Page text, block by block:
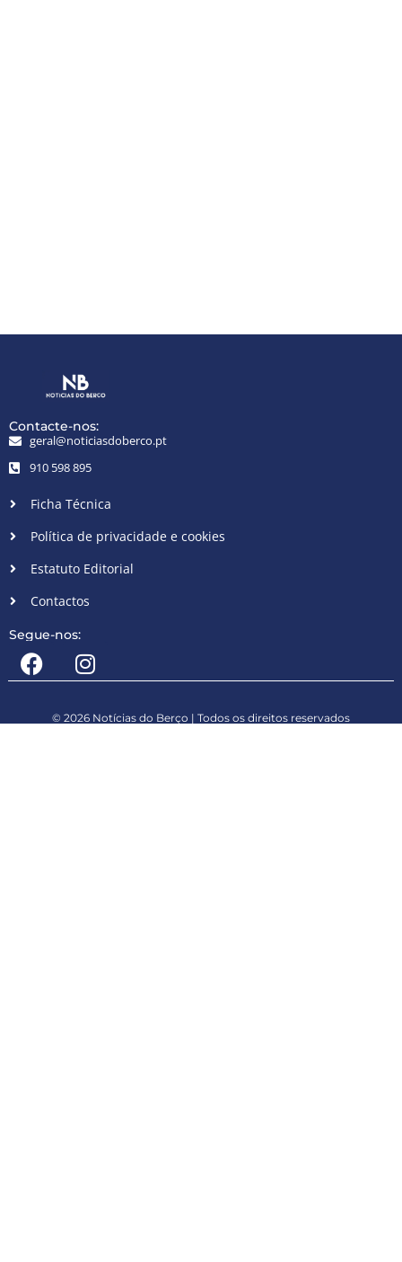
Contacte-nos:
geral@noticiasdoberco.pt
910 598 895
Ficha Técnica
Política de privacidade e cookies
Estatuto Editorial
Contactos
Segue-nos:
© 2026 Notícias do Berço | Todos os direitos reservados